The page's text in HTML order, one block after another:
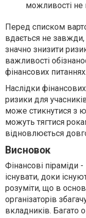
можливості не
Перед списком
вдається не
значно знизити
важливості
фінансових питаннях.
Наслідки
ризики для
може стикнутися з
можуть тягтися
відновлюється
Висновок
Фінансові
існувати, доки
розуміти, що в
організаторів
вкладників.